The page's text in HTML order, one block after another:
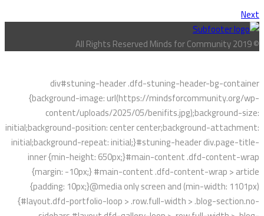
Next
© All Rights Reserved Minds for Community 2019
div#stuning-header .dfd-stuning-header-bg-container
{background-image: url(https://mindsforcommunity.org/wp-
content/uploads/2025/05/benifits.jpg);background-size:
initial;background-position: center center;background-attachment:
initial;background-repeat: initial;}#stuning-header div.page-title-
inner {min-height: 650px;}#main-content .dfd-content-wrap
{margin: -10px;} #main-content .dfd-content-wrap > article
{padding: 10px;}@media only screen and (min-width: 1101px)
{#layout.dfd-portfolio-loop > .row.full-width > .blog-section.no-